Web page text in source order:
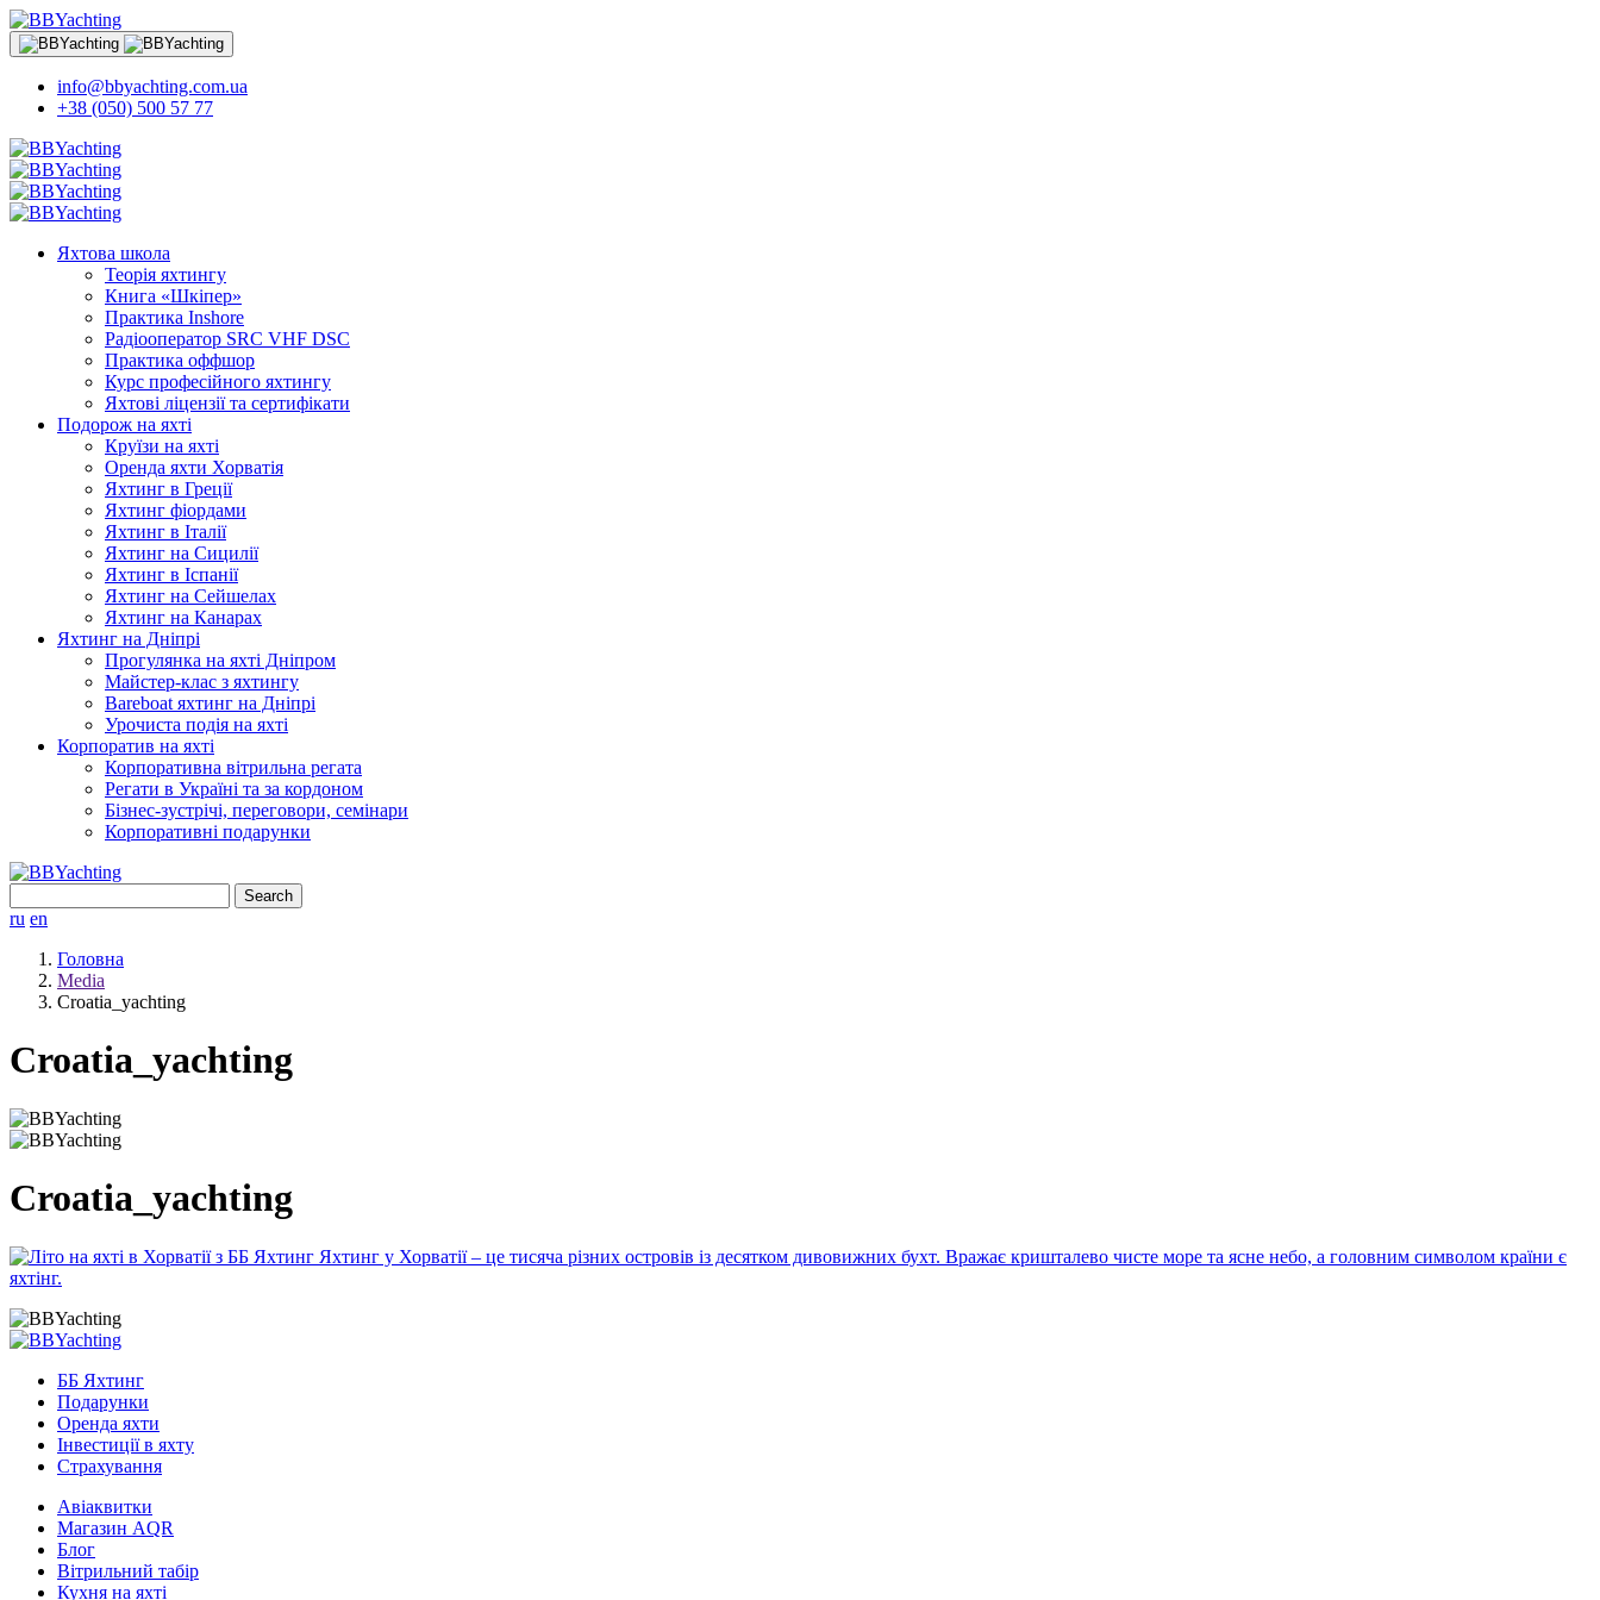
info@bbyachting.com.ua
+38 (050) 500 57 77
Яхтова школа
Теорія яхтингу
Книга «Шкіпер»
Практика Inshore
Радіооператор SRC VHF DSC
Практика оффшор
Курс професійного яхтингу
Яхтові ліцензії та сертифікати
Подорож на яхті
Круїзи на яхті
Оренда яхти Хорватія
Яхтинг в Греції
Яхтинг фіордами
Яхтинг в Італії
Яхтинг на Сицилії
Яхтинг в Іспанії
Яхтинг на Сейшелах
Яхтинг на Канарах
Яхтинг на Дніпрі
Прогулянка на яхті Дніпром
Майстер-клас з яхтингу
Bareboat яхтинг на Дніпрі
Урочиста подія на яхті
Корпоратив на яхті
Корпоративна вітрильна регата
Регати в Україні та за кордоном
Бізнес-зустрічі, переговори, семінари
Корпоративні подарунки
for:
ru en
Головна
Media
Croatia_yachting
Croatia_yachting
Croatia_yachting
ББ Яхтинг
Подарунки
Оренда яхти
Інвестиції в яхту
Страхування
Авіаквитки
Магазин AQR
Блог
Вітрильний табір
Кухня на яхті